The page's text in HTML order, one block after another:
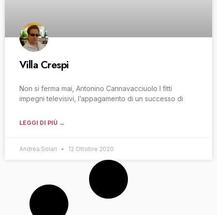
Villa Crespi
Non si ferma mai, Antonino Cannavacciuolo I fitti
impegni televisivi, l’appagamento di un successo di
LEGGI DI PIÙ →
Andrea Solari 12 Ottobre 2020